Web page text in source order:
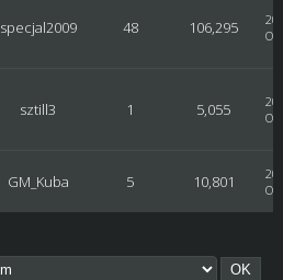
specjal2009 48 106,295
sztill3 1 5,055
GM_Kuba 5 10,801